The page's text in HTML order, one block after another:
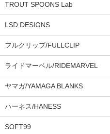
TROUT SPOONS Lab
LSD DESIGNS
フルクリップ/FULLCLIP
ライドマーベル/RIDEMARVEL
ヤマガ/YAMAGA BLANKS
ハーネス/HANESS
SOFT99